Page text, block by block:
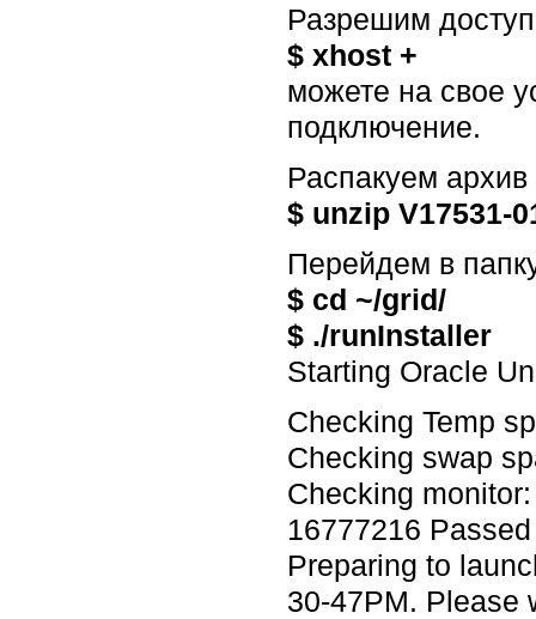
Разрешим
$ xhost +
можете на свое
подключение.
Распакуем архив
$ unzip V17531-
Перейдем в
$ cd ~/grid/
$ ./runInstaller
Starting Oracle
Checking Temp
Checking swap
Checking
16777216 Passed
Preparing to
30-47PM.